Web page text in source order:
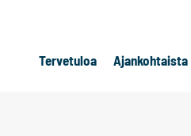
Tervetuloa Ajankohtaista